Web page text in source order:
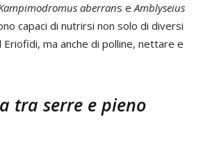
aberrans eAmblyseius
capaci di nutrirsi non solo di diversi
ma anche di polline, nettare e
tra serre e pieno